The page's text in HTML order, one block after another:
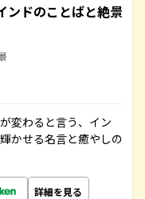
ンドのことばと絶景
変わると言う、イン
かせる名言と癒やしの
詳細を見る